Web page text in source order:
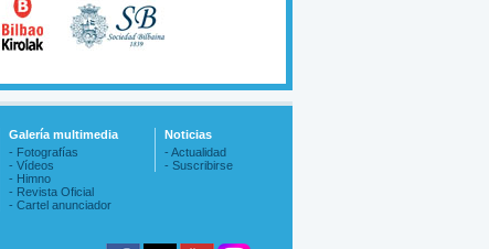
Galería multimedia
- Fotografías
- Vídeos
- Himno
- Revista Oficial
- Cartel anunciador
Noticias
- Actualidad
- Suscribirse